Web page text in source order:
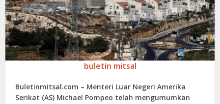
buletin mitsal
Buletinmitsal.com – Menteri Luar Negeri Amerika
Serikat (AS) Michael Pompeo telah mengumumkan